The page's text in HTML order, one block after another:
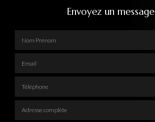
Envoyez un message